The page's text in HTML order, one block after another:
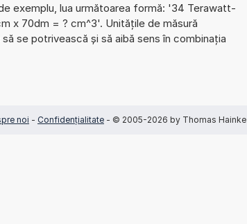
exemplu, lua următoarea formă: '34 Terawatt-
x 70dm = ? cm^3'. Unitățile de măsură
se potrivească și să aibă sens în combinația
noi - Confidențialitate - © 2005-2026 by Thomas Hainke